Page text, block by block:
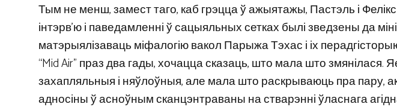
Тым не менш, замест таго, каб грэцца ў ажыятажы, Пастэль і Фелікс
інтэрв’ю і паведамленні ў сацыяльных сетках былі зведзены да
матэрыялізаваць міфалогію вакол Парыжа Тэхас і іх
“Mid Air” праз два гады, хочацца сказаць, што мала што змянілася.
захапляльныя і няўлоўныя, але мала што раскрываюць пра пару,
адносіны ў асноўным сканцэнтраваны на стварэнні ўласнага